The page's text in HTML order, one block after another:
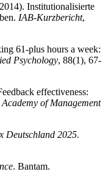
Institutionalisierte
IAB-Kurzbericht,
61-plus hours a week:
Psychology, 88(1), 67-
effectiveness:
Academy of Management
Deutschland 2025.
. Bantam.